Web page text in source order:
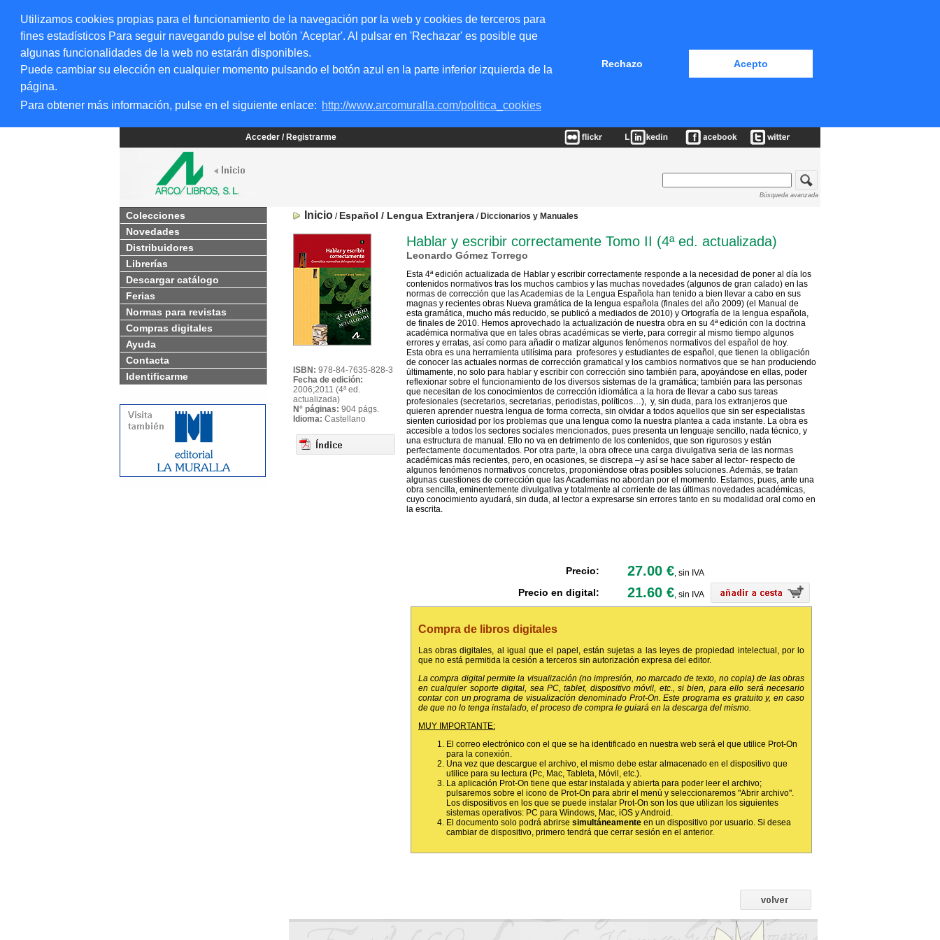
Utilizamos cookies propias para el funcionamiento de la navegación por la web y cookies de terceros para
fines estadísticos Para seguir navegando pulse el botón 'Aceptar'. Al pulsar en 'Rechazar' es posible que
algunas funcionalidades de la web no estarán disponibles.
Puede cambiar su elección en cualquier momento pulsando el botón azul en la parte inferior izquierda de la
página.
Para obtener más información, pulse en el siguiente enlace: http://www.arcomuralla.com/politica_cookies
Rechazo Acepto
Acceder / Registrarme
Búsqueda avanzada
Colecciones
Novedades
Distribuidores
Librerías
Descargar catálogo
Ferias
Normas para revistas
Compras digitales
Ayuda
Contacta
Identificarme
Inicio / Español / Lengua Extranjera / Diccionarios y Manuales
ISBN: 978-84-7635-828-3
Fecha de edición:
2006;2011 (4ª ed.
actualizada)
N° páginas: 904 págs.
Idioma: Castellano
Hablar y escribir correctamente Tomo II (4ª ed. actualizada)
Leonardo Gómez Torrego
Esta 4ª edición actualizada de Hablar y escribir correctamente responde a la necesidad de poner al día los
contenidos normativos tras los muchos cambios y las muchas novedades (algunos de gran calado) en las
normas de corrección que las Academias de la Lengua Española han tenido a bien llevar a cabo en sus
magnas y recientes obras Nueva gramática de la lengua española (finales del año 2009) (el Manual de
esta gramática, mucho más reducido, se publicó a mediados de 2010) y Ortografía de la lengua española,
de finales de 2010. Hemos aprovechado la actualización de nuestra obra en su 4ª edición con la doctrina
académica normativa que en tales obras académicas se vierte, para corregir al mismo tiempo algunos
errores y erratas, así como para añadir o matizar algunos fenómenos normativos del español de hoy.
Esta obra es una herramienta utilísima para profesores y estudiantes de español, que tienen la obligación
de conocer las actuales normas de corrección gramatical y los cambios normativos que se han produciendo
últimamente, no solo para hablar y escribir con corrección sino también para, apoyándose en ellas, poder
reflexionar sobre el funcionamiento de los diversos sistemas de la gramática; también para las personas
que necesitan de los conocimientos de corrección idiomática a la hora de llevar a cabo sus tareas
profesionales (secretarios, secretarias, periodistas, políticos…), y, sin duda, para los extranjeros que
quieren aprender nuestra lengua de forma correcta, sin olvidar a todos aquellos que sin ser especialistas
sienten curiosidad por los problemas que una lengua como la nuestra plantea a cada instante. La obra es
accesible a todos los sectores sociales mencionados, pues presenta un lenguaje sencillo, nada técnico, y
una estructura de manual. Ello no va en detrimento de los contenidos, que son rigurosos y están
perfectamente documentados. Por otra parte, la obra ofrece una carga divulgativa seria de las normas
académicas más recientes, pero, en ocasiones, se discrepa –y así se hace saber al lector- respecto de
algunos fenómenos normativos concretos, proponiéndose otras posibles soluciones. Además, se tratan
algunas cuestiones de corrección que las Academias no abordan por el momento. Estamos, pues, ante una
obra sencilla, eminentemente divulgativa y totalmente al corriente de las últimas novedades académicas,
cuyo conocimiento ayudará, sin duda, al lector a expresarse sin errores tanto en su modalidad oral como en
la escrita.
Precio: 27.00 €, sin IVA
Precio en digital: 21.60 €, sin IVA
Compra de libros digitales
Las obras digitales, al igual que el papel, están sujetas a las leyes de propiedad intelectual, por lo
que no está permitida la cesión a terceros sin autorización expresa del editor.
La compra digital permite la visualización (no impresión, no marcado de texto, no copia) de las obras
en cualquier soporte digital, sea PC, tablet, dispositivo móvil, etc., si bien, para ello será necesario
contar con un programa de visualización denominado Prot-On. Este programa es gratuito y, en caso
de que no lo tenga instalado, el proceso de compra le guiará en la descarga del mismo.
MUY IMPORTANTE:
El correo electrónico con el que se ha identificado en nuestra web será el que utilice Prot-On
para la conexión.
Una vez que descargue el archivo, el mismo debe estar almacenado en el dispositivo que
utilice para su lectura (Pc, Mac, Tableta, Móvil, etc.).
La aplicación Prot-On tiene que estar instalada y abierta para poder leer el archivo;
pulsaremos sobre el icono de Prot-On para abrir el menú y seleccionaremos "Abrir archivo".
Los dispositivos en los que se puede instalar Prot-On son los que utilizan los siguientes
sistemas operativos: PC para Windows, Mac, iOS y Android.
El documento solo podrá abrirse simultáneamente en un dispositivo por usuario. Si desea
cambiar de dispositivo, primero tendrá que cerrar sesión en el anterior.